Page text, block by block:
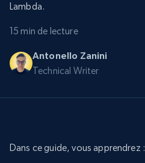
Lambda.
15 min de lecture
Antonello Zanini
Technical Writer
Dans ce guide, vous apprendrez :